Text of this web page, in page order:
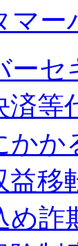
マー
ーセ
済等
かか
益移
め詐